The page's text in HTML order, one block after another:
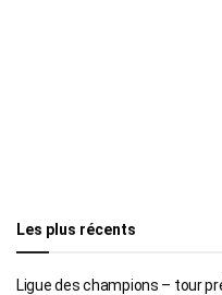
Les plus récents
Ligue des champions – tour